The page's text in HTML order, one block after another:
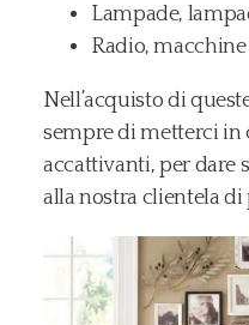
Lampade,
Radio,
Nell’acquisto di
sempre di metterci in
accattivanti, per dare
alla nostra clientela di